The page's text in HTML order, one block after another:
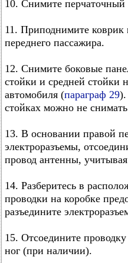
10. Снимите
11. Приподнимите коврик
переднего пассажира.
12. Снимите боковые
стойки и средней стойки
автомобиля (параграф 29).
стойках можно не
13. В основании правой
электроразъемы,
провод антенны,
14. Разберитесь в
проводки на коробке
разъедините
15. Отсоедините
ног (при наличии).